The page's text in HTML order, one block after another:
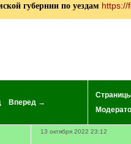
губернии по уездам https://
Вперед →
13 октября 2022 23:12